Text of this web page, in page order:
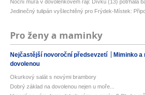
Noční můra v dovolenkovém ráji: Dívku (13) potrhala
Jedinečný tulipán vyšlechtěný pro Frýdek-Místek:
Pro ženy a maminky
Nejčastější novoroční předsevzetí Miminko a
dovolenou
Okurkový salát s novými brambory
Dobrý základ na dovolenou nejen u moře...